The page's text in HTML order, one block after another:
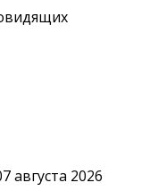
августа 2026